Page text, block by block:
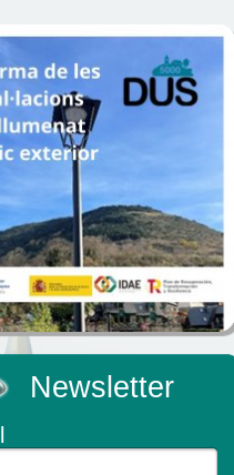
Newsletter